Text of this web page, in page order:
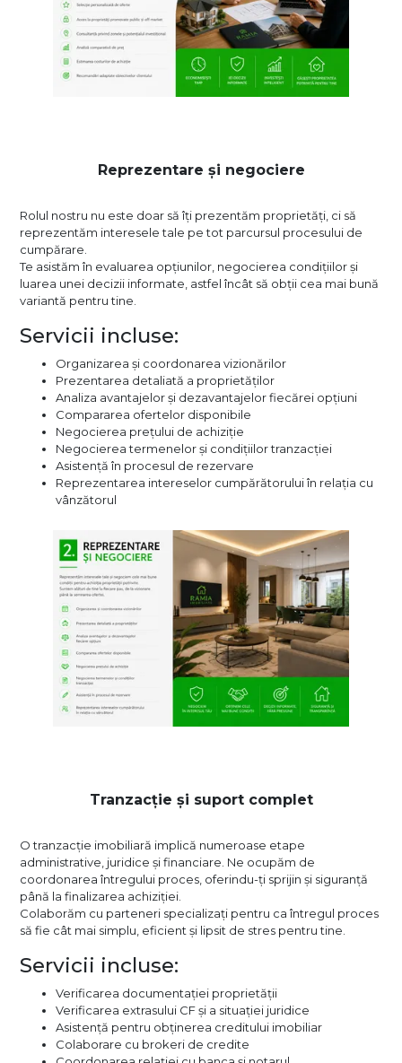
Reprezentare și negociere
Rolul nostru nu este doar să îți prezentăm proprietăți, ci să
reprezentăm interesele tale pe tot parcursul procesului de
cumpărare.
Te asistăm în evaluarea opțiunilor, negocierea condițiilor și
luarea unei decizii informate, astfel încât să obții cea mai bună
variantă pentru tine.
Servicii incluse:
Organizarea și coordonarea vizionărilor
Prezentarea detaliată a proprietăților
Analiza avantajelor și dezavantajelor fiecărei opțiuni
Compararea ofertelor disponibile
Negocierea prețului de achiziție
Negocierea termenelor și condițiilor tranzacției
Asistență în procesul de rezervare
Reprezentarea intereselor cumpărătorului în relația cu
vânzătorul
Tranzacție și suport complet
O tranzacție imobiliară implică numeroase etape
administrative, juridice și financiare. Ne ocupăm de
coordonarea întregului proces, oferindu-ți sprijin și siguranță
până la finalizarea achiziției.
Colaborăm cu parteneri specializați pentru ca întregul proces
să fie cât mai simplu, eficient și lipsit de stres pentru tine.
Servicii incluse:
Verificarea documentației proprietății
Verificarea extrasului CF și a situației juridice
Asistență pentru obținerea creditului imobiliar
Colaborare cu brokeri de credite